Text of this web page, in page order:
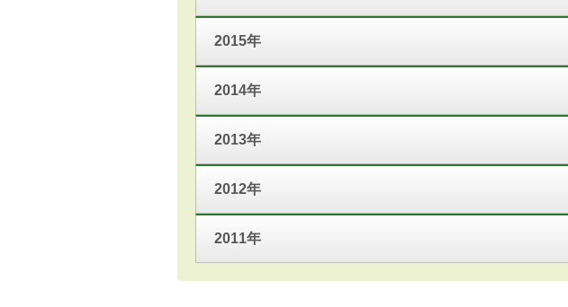
2015年
2014年
2013年
2012年
2011年